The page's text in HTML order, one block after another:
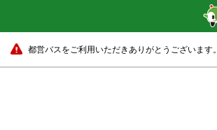
都営バスをご利用いただきありがとうございます。